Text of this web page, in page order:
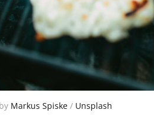
Markus Spiske/ Unsplash